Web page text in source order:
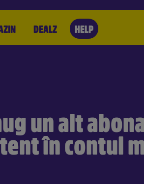
DEALZ HELP
un alt
în contul